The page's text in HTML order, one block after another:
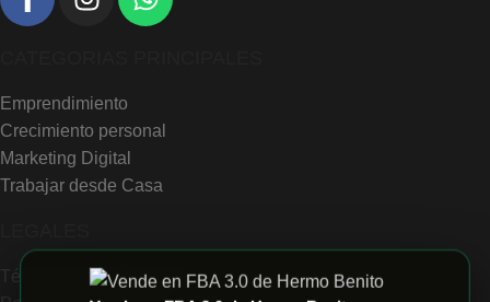
Emprendimiento
Crecimiento personal
Marketing Digital
Trabajar desde Casa
Términos y condiciones